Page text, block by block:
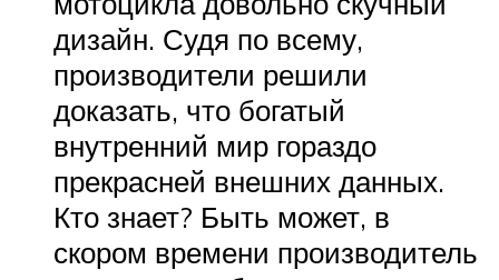
дизайн. Судя по всему,
производители решили
доказать, что богатый
внутренний мир гораздо
прекрасней внешних данных.
Кто знает? Быть может, в
скором времени производитель